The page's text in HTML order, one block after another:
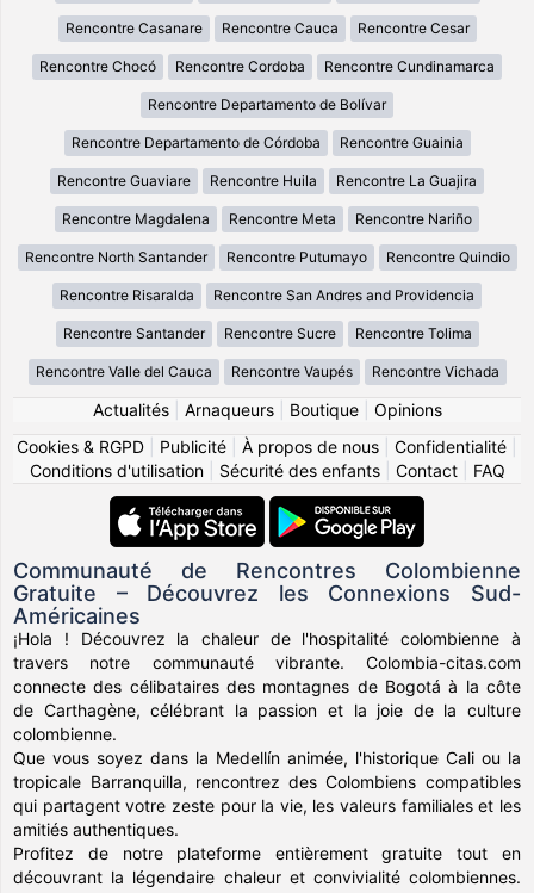
Rencontre Casanare Rencontre Cauca Rencontre Cesar
Rencontre Chocó Rencontre Cordoba Rencontre Cundinamarca
Rencontre Departamento de Bolívar
Rencontre Departamento de Córdoba Rencontre Guainia
Rencontre Guaviare Rencontre Huila Rencontre La Guajira
Rencontre Magdalena Rencontre Meta Rencontre Nariño
Rencontre North Santander Rencontre Putumayo Rencontre Quindio
Rencontre Risaralda Rencontre San Andres and Providencia
Rencontre Santander Rencontre Sucre Rencontre Tolima
Rencontre Valle del Cauca Rencontre Vaupés Rencontre Vichada
Actualités| Arnaqueurs| Boutique| Opinions
Cookies & RGPD
Publicité À propos de nous Confidentialité
Conditions d'utilisation| Sécurité des enfants| Contact| FAQ
Communauté de Rencontres Colombienne
Gratuite – Découvrez les Connexions Sud-
Américaines
¡Hola ! Découvrez la chaleur de l'hospitalité colombienne à
travers notre communauté vibrante. Colombia-citas.com
connecte des célibataires des montagnes de Bogotá à la côte
de Carthagène, célébrant la passion et la joie de la culture
colombienne.
Que vous soyez dans la Medellín animée, l'historique Cali ou la
tropicale Barranquilla, rencontrez des Colombiens compatibles
qui partagent votre zeste pour la vie, les valeurs familiales et les
amitiés authentiques.
Profitez de notre plateforme entièrement gratuite tout en
découvrant la légendaire chaleur et convivialité colombiennes.